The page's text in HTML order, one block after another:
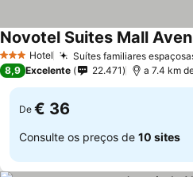
3 EstrelasHotel Suítes familiares
Novotel Suites Mall
8,9 Excelente 22.471 a 7.4 km
De € 36
Consulte os preços de 10 sites